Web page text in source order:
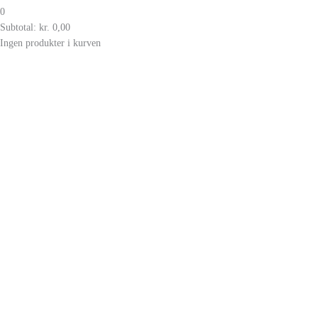
0
Subtotal: kr. 0,00
Ingen produkter i kurven